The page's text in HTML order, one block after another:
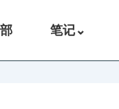
笔记⌄